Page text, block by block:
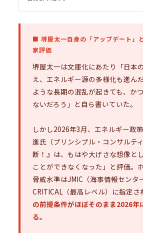
■ 堺屋太一自身の「アップデート」
家評価
堺屋太一は文庫化にあたり「日本
え、エネルギー源の多様化も進ん
ような長期の混乱が起きても、か
ないだろう」と自ら書いていた。
しかし2026年3月、エネルギー政
進氏（プリンシプル・コンサルテ
断！』は、もはや大げさな想像と
ことができなくなった」と評価。
脅威水準はJMIC（海事情報センタ
CRITICAL（最高レベル）に指定さ
の前提条件がほぼそのまま2026年
る。